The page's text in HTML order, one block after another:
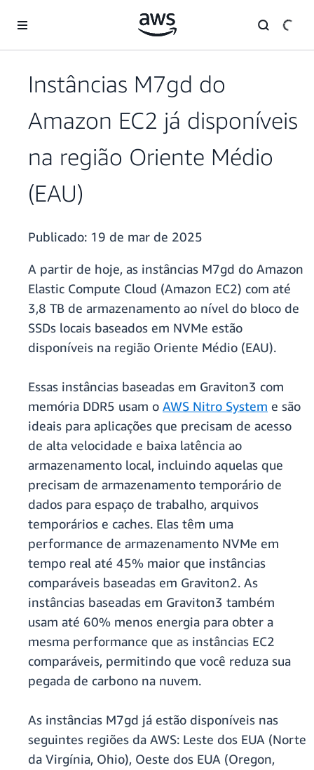
Pular para o conteúdo principal
Instâncias M7gd do
Amazon EC2 já disponíveis
na região Oriente Médio
(EAU)
Publicado: 19 de mar de 2025
A partir de hoje, as instâncias M7gd do Amazon
Elastic Compute Cloud (Amazon EC2) com até
3,8 TB de armazenamento ao nível do bloco de
SSDs locais baseados em NVMe estão
disponíveis na região Oriente Médio (EAU).
Essas instâncias baseadas em Graviton3 com
memória DDR5 usam o AWS Nitro System e são
ideais para aplicações que precisam de acesso
de alta velocidade e baixa latência ao
armazenamento local, incluindo aquelas que
precisam de armazenamento temporário de
dados para espaço de trabalho, arquivos
temporários e caches. Elas têm uma
performance de armazenamento NVMe em
tempo real até 45% maior que instâncias
comparáveis baseadas em Graviton2. As
instâncias baseadas em Graviton3 também
usam até 60% menos energia para obter a
mesma performance que as instâncias EC2
comparáveis, permitindo que você reduza sua
pegada de carbono na nuvem.
As instâncias M7gd já estão disponíveis nas
seguintes regiões da AWS: Leste dos EUA (Norte
da Virgínia, Ohio), Oeste dos EUA (Oregon,